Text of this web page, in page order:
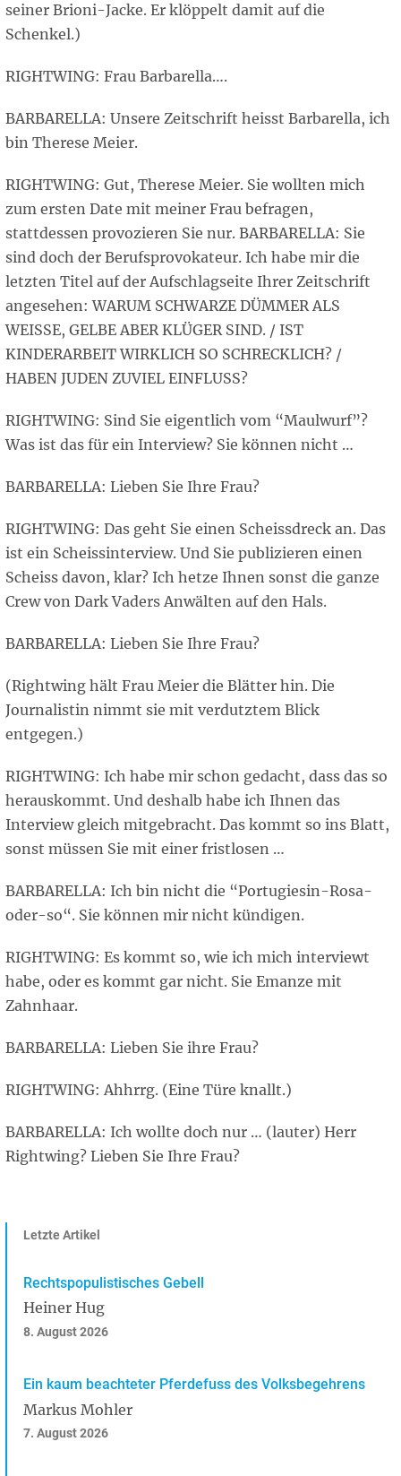
seiner Brioni-Jacke. Er klöppelt damit auf die
Schenkel.)
RIGHTWING: Frau Barbarella….
BARBARELLA: Unsere Zeitschrift heisst Barbarella, ich
bin Therese Meier.
RIGHTWING: Gut, Therese Meier. Sie wollten mich
zum ersten Date mit meiner Frau befragen,
stattdessen provozieren Sie nur. BARBARELLA: Sie
sind doch der Berufsprovokateur. Ich habe mir die
letzten Titel auf der Aufschlagseite Ihrer Zeitschrift
angesehen: WARUM SCHWARZE DÜMMER ALS
WEISSE, GELBE ABER KLÜGER SIND. / IST
KINDERARBEIT WIRKLICH SO SCHRECKLICH? /
HABEN JUDEN ZUVIEL EINFLUSS?
RIGHTWING: Sind Sie eigentlich vom “Maulwurf”?
Was ist das für ein Interview? Sie können nicht …
BARBARELLA: Lieben Sie Ihre Frau?
RIGHTWING: Das geht Sie einen Scheissdreck an. Das
ist ein Scheissinterview. Und Sie publizieren einen
Scheiss davon, klar? Ich hetze Ihnen sonst die ganze
Crew von Dark Vaders Anwälten auf den Hals.
BARBARELLA: Lieben Sie Ihre Frau?
(Rightwing hält Frau Meier die Blätter hin. Die
Journalistin nimmt sie mit verdutztem Blick
entgegen.)
RIGHTWING: Ich habe mir schon gedacht, dass das so
herauskommt. Und deshalb habe ich Ihnen das
Interview gleich mitgebracht. Das kommt so ins Blatt,
sonst müssen Sie mit einer fristlosen …
BARBARELLA: Ich bin nicht die “Portugiesin-Rosa-
oder-so“. Sie können mir nicht kündigen.
RIGHTWING: Es kommt so, wie ich mich interviewt
habe, oder es kommt gar nicht. Sie Emanze mit
Zahnhaar.
BARBARELLA: Lieben Sie ihre Frau?
RIGHTWING: Ahhrrg. (Eine Türe knallt.)
BARBARELLA: Ich wollte doch nur … (lauter) Herr
Rightwing? Lieben Sie Ihre Frau?
Letzte Artikel
Rechtspopulistisches Gebell
Heiner Hug
8. August 2026
Ein kaum beachteter Pferdefuss des Volksbegehrens
Markus Mohler
7. August 2026